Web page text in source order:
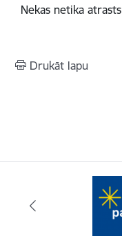
Nekas netika atrasts
Drukāt lapu